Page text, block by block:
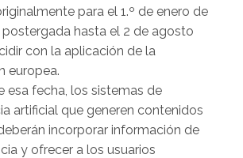
para el 1.º de enero de
postergada hasta el 2 de agosto
con la aplicación de la
europea.
esa fecha, los sistemas de
artificial que generen contenidos
incorporar información de
y ofrecer a los usuarios